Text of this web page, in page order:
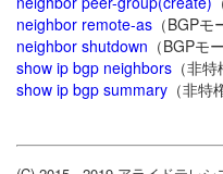
neighbor remote-as （BGPモ
neighbor shutdown （BGPモ
show ip bgp neighbors （非
show ip bgp summary （非特